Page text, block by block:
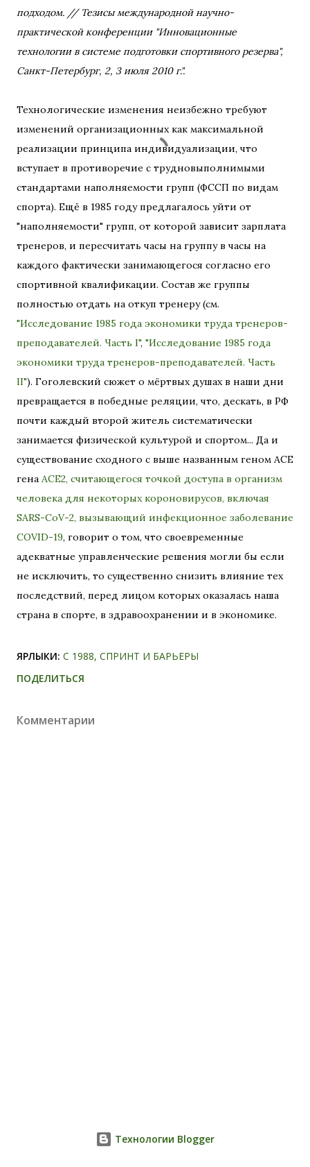
подходом. // Тезисы международной научно-
практической конференции "Инновационные
технологии в системе подготовки спортивного резерва",
Санкт-Петербург, 2, 3 июля 2010 г.".
Технологические изменения неизбежно требуют
изменений организационных как максимальной
реализации принципа индивидуализации, что
вступает в противоречие с трудновыполнимыми
стандартами наполняемости групп (ФССП по видам
спорта). Ещё в 1985 году предлагалось уйти от
"наполняемости" групп, от которой зависит зарплата
тренеров, и пересчитать часы на группу в часы на
каждого фактически занимающегося согласно его
спортивной квалификации. Состав же группы
полностью отдать на откуп тренеру (см.
"Исследование 1985 года экономики труда тренеров-
преподавателей. Часть I", "Исследование 1985 года
экономики труда тренеров-преподавателей. Часть
II"). Гоголевский сюжет о мёртвых душах в наши дни
превращается в победные реляции, что, дескать, в РФ
почти каждый второй житель систематически
занимается физической культурой и спортом... Да и
существование сходного с выше названным геном ACE
гена ACE2, считающегося точкой доступа в организм
человека для некоторых короновирусов, включая
SARS-CoV-2, вызывающий инфекционное заболевание
COVID-19, говорит о том, что своевременные
адекватные управленческие решения могли бы если
не исключить, то существенно снизить влияние тех
последствий, перед лицом которых оказалась наша
страна в спорте, в здравоохранении и в экономике.
ЯРЛЫКИ: С 1988 СПРИНТ И БАРЬЕРЫ
ПОДЕЛИТЬСЯ
Комментарии
Технологии Blogger